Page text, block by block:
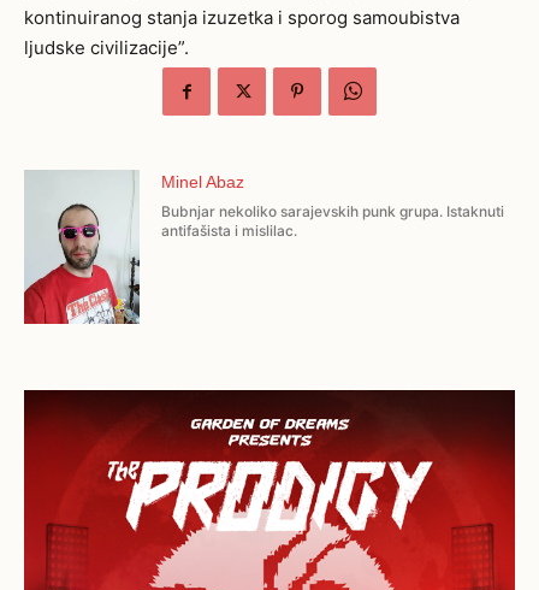
kontinuiranog stanja izuzetka i sporog samoubistva
ljudske civilizacije”.
Minel Abaz
Bubnjar nekoliko sarajevskih punk grupa. Istaknuti
antifašista i mislilac.